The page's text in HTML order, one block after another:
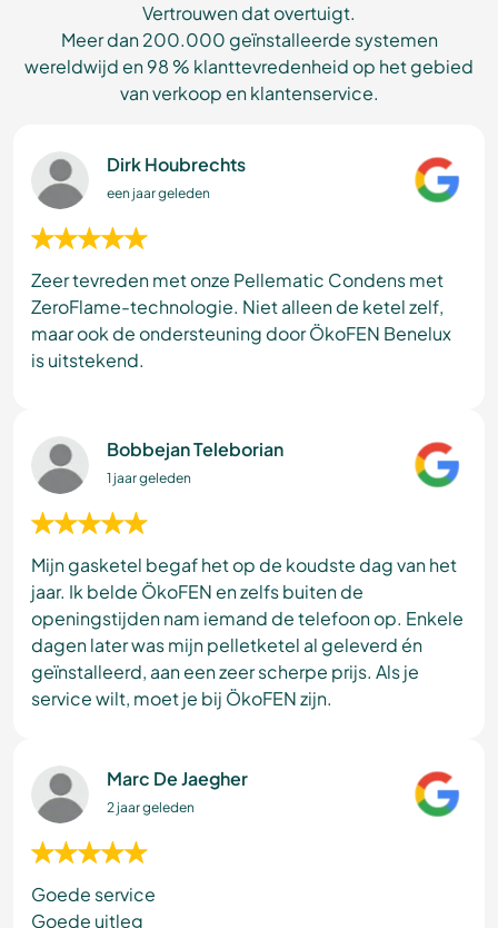
Vertrouwen dat overtuigt.
Meer dan 200.000 geïnstalleerde systemen
wereldwijd en 98 % klanttevredenheid op het gebied
van verkoop en klantenservice.
Dirk Houbrechts
een jaar geleden
Zeer tevreden met onze Pellematic Condens met
ZeroFlame-technologie. Niet alleen de ketel zelf,
maar ook de ondersteuning door ÖkoFEN Benelux
is uitstekend.
Bobbejan Teleborian
1 jaar geleden
Mijn gasketel begaf het op de koudste dag van het
jaar. Ik belde ÖkoFEN en zelfs buiten de
openingstijden nam iemand de telefoon op. Enkele
dagen later was mijn pelletketel al geleverd én
geïnstalleerd, aan een zeer scherpe prijs. Als je
service wilt, moet je bij ÖkoFEN zijn.
Marc De Jaegher
2 jaar geleden
Goede service
Goede uitleg